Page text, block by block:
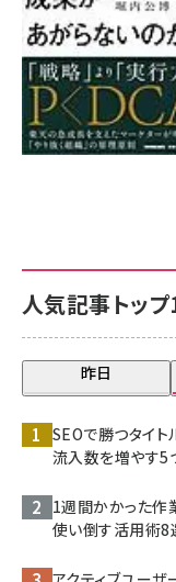
人気記事トッ
昨日
SEOで勝つタイト
流入数を増やす5
1週間かかった
使い倒す活用術8